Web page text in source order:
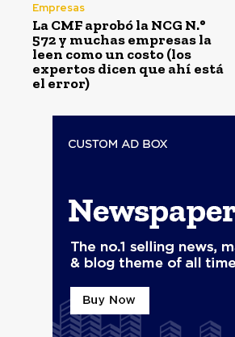
Empresas
La CMF aprobó la NCG N.°
572 y muchas empresas la
leen como un costo (los
expertos dicen que ahí está
el error)